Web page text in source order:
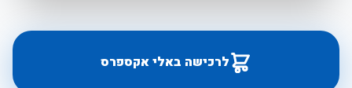
לרכישה באלי אקספרס